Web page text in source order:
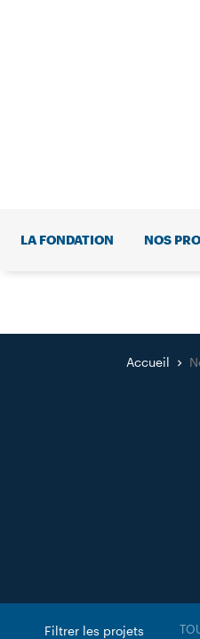
LA FONDATION NOS
Accueil
Filtrer les projets